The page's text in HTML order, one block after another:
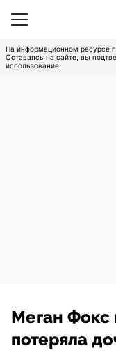
На информационном ресурсе
Оставаясь на сайте, вы
использование.
Меган Фокс
потеряла